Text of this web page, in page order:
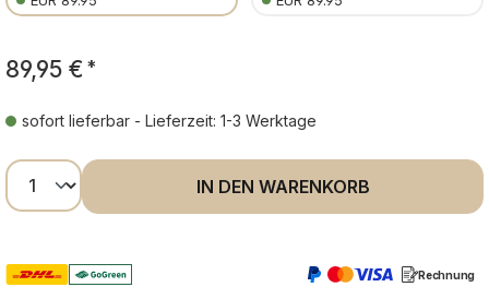
89,95 € *
sofort lieferbar - Lieferzeit: 1-3 Werktage
Produkt Anzahl: Gib den gewünschten
IN DEN WARENKORB
Rechnung